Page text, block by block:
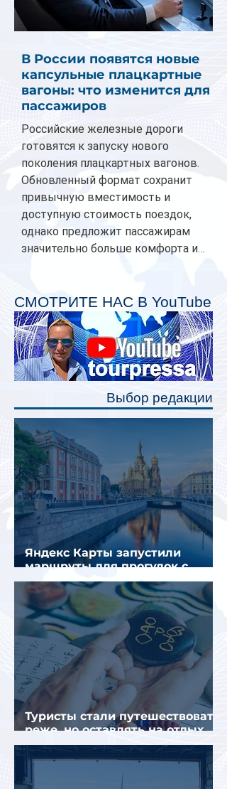
В России появятся новые
капсульные плацкартные
вагоны: что изменится для
пассажиров
Российские железные дороги
готовятся к запуску нового
поколения плацкартных вагонов.
Обновленный формат сохранит
привычную вместимость и
доступную стоимость поездок,
однако предложит пассажирам
значительно больше комфорта и
планируется начать в 2027 году.
Одним из главных нововведений
станут индивидуальные шторки у
каждого спального места. Они
позволят пассажирам закрыть свою
полку во время сна или отдыха,
СМОТРИТЕ НАС В YouTube
Выбор редакции
Яндекс Карты запустили
маршруты для прогулок с
описанием и аудиогидом
Туристы стали путешествовать
реже, но оставлять на отдых
почти на 40% больше